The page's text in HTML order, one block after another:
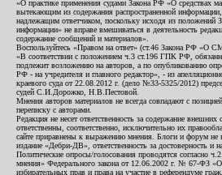
«О практике применения судами Закона РФ «О средствах
вытекающим из содержания распространенной информации,
надлежащим ответчиком, поскольку исходя из положений
информации» не вправе вмешиваться в деятельность
содержание сообщений и материалов».
Воспользуйтесь «Правом на ответ» (ст.46 Закона РФ «О
«В соответствии с положением ч.3 ст.196 ГПК РФ,
подлежит возложению на авторов, а по опубликованию
РФ - на учредителя и главного редактор», - из
краевого суда от 22.08.2012 г. (дело №33-5325/2012)
судей С.И.Дорожко, Н.В.Пестовой.
Мнения авторов материалов не всегда совпадают с
переписку с авторами.
Редакция не несет ответственность за содержание
ответственны, соответственно, исключительно их
сайте приравнены к выражению мнения. Блоги и форум не
издание «Дебри-ДВ», ответственность за достоверность и
Политические опросы/голосования проводятся согласно
мнения» Федерального закона от 12.06.2002 г. № 67-ФЗ
избирательных прав и права на участие в референдуме